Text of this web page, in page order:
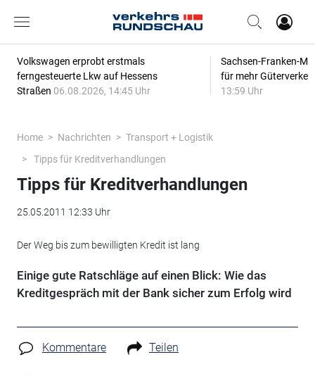
Volkswagen erprobt erstmals
ferngesteuerte Lkw auf Hessens
Straßen 06.08.2026, 14:45 Uhr
Sachsen-Franken-
für mehr
13:59 Uhr
Home Nachrichten
Transport + Logistik
Tipps für Kreditverhandlungen
Tipps für Kreditverhandlungen
25.05.2011 12:33 Uhr
Der Weg bis zum bewilligten Kredit ist lang
Einige gute Ratschläge auf einen Blick: Wie das
Kreditgespräch mit der Bank sicher zum Erfolg wird
Kommentare Teilen